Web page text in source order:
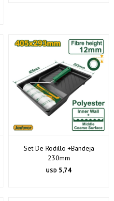
Set De Rodillo +Bandeja
230mm
USD 5,74